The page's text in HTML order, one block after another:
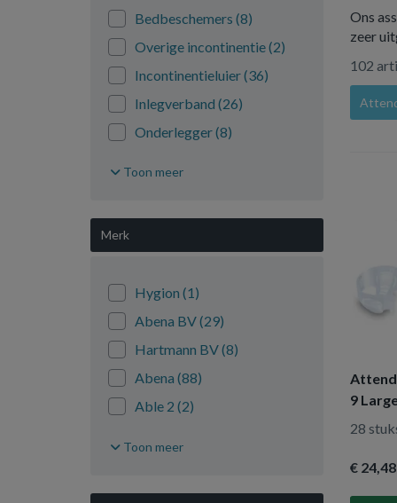
Bedbeschemers (8)
Overige incontinentie(2)
Incontinentieluier(36)
Inlegverband (26)
Onderlegger(8)
Toon meer
Merk
Hygion (1)
Abena BV(29)
Hartmann BV(8)
Abena (88)
Able 2 (2)
Attends(102)
Toon meer
Ons
zeer
102
9
28
€ 24,48